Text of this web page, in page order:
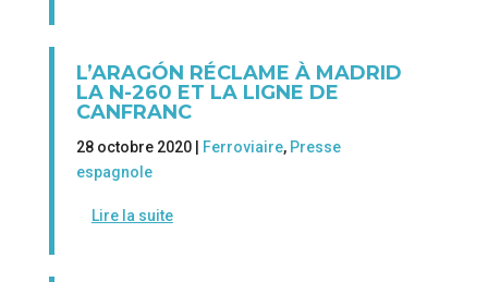
L’ARAGÓN RÉCLAME À MADRID
LA N-260 ET LA LIGNE DE
CANFRANC
28 octobre 2020 | Ferroviaire, Presse
espagnole
Lire la suite